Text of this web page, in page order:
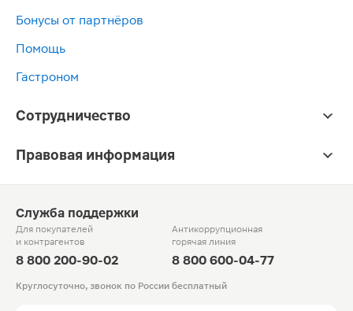
Бонусы от партнёров
Помощь
Гастроном
Сотрудничество
Правовая информация
Служба поддержки
Для покупателей
и контрагентов
8 800 200-90-02
Антикоррупционная
горячая линия
8 800 600-04-77
Круглосуточно, звонок по России бесплатный